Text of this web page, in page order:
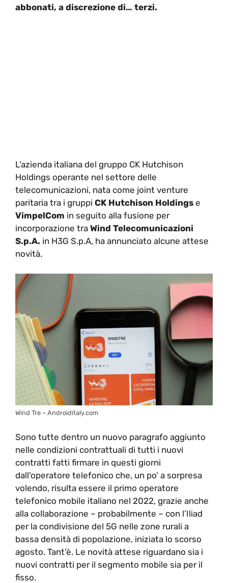
abbonati, a discrezione di… terzi.
L’azienda italiana del gruppo CK Hutchison
Holdings operante nel settore delle
telecomunicazioni, nata come joint venture
paritaria tra i gruppi CK Hutchison Holdings e
VimpelCom in seguito alla fusione per
incorporazione tra Wind Telecomunicazioni
S.p.A. in H3G S.p.A, ha annunciato alcune attese
novità.
Wind Tre – Androiditaly.com
Sono tutte dentro un nuovo paragrafo aggiunto
nelle condizioni contrattuali di tutti i nuovi
contratti fatti firmare in questi giorni
dall’operatore telefonico che, un po’ a sorpresa
volendo, risulta essere il primo operatore
telefonico mobile italiano nel 2022, grazie anche
alla collaborazione – probabilmente – con l’Iliad
per la condivisione del 5G nelle zone rurali a
bassa densità di popolazione, iniziata lo scorso
agosto. Tant’è. Le novità attese riguardano sia i
nuovi contratti per il segmento mobile sia per il
fisso.